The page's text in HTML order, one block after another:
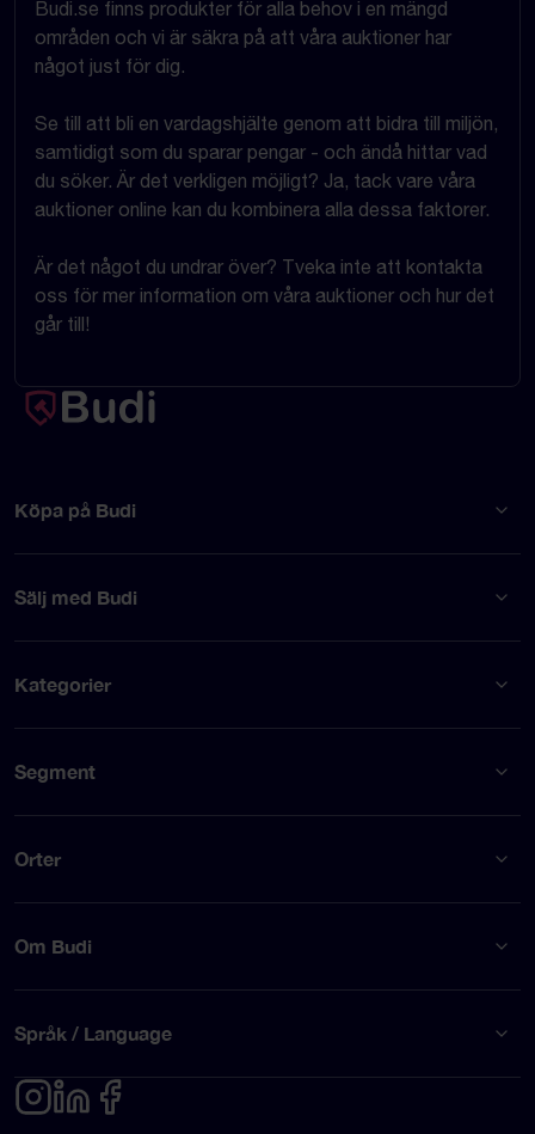
Budi.se finns produkter för alla behov i en mängd
områden och vi är säkra på att våra auktioner har
något just för dig.
Se till att bli en vardagshjälte genom att bidra till miljön,
samtidigt som du sparar pengar - och ändå hittar vad
du söker. Är det verkligen möjligt? Ja, tack vare våra
auktioner online kan du kombinera alla dessa faktorer.
Är det något du undrar över? Tveka inte att kontakta
oss för mer information om våra auktioner och hur det
går till!
Köpa på Budi
Sälj med Budi
Kategorier
Segment
Orter
Om Budi
Språk / Language